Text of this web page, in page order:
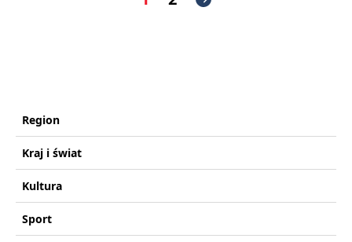
Region
Kraj i świat
Kultura
Sport